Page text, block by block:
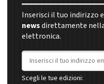
Inserisci il tuo indirizzo
newsdirettamente
elettronica.
Indirizzo email
Scegli le tue edizioni: